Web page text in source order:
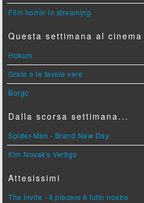
Film horror in streaming
Questa settimana al cinema
Hokum
Greta e le favole vere
Borgo
Dalla scorsa settimana...
Spider-Man - Brand New Day
Kim Novak's Vertigo
Attesissimi
The Invite - Il piacere è tutto nostro